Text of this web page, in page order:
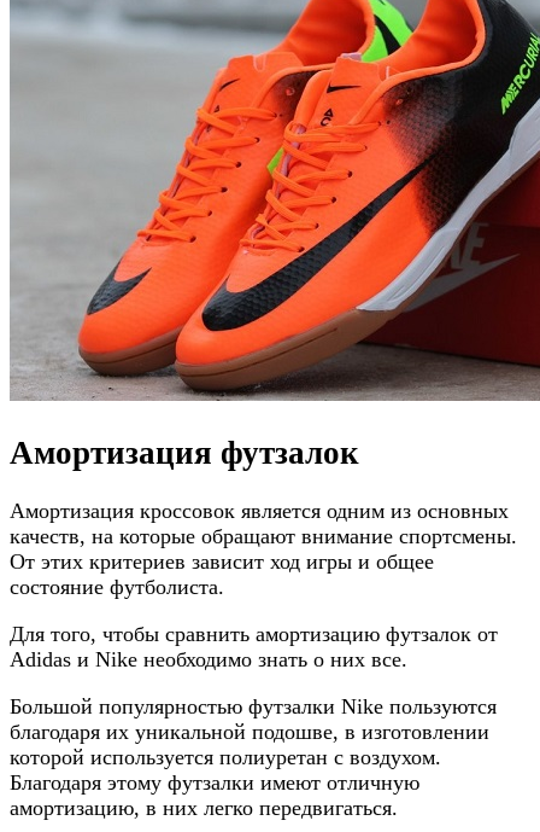
Амортизация футзалок
Амортизация кроссовок является одним из основных
качеств, на которые обращают внимание спортсмены.
От этих критериев зависит ход игры и общее
состояние футболиста.
Для того, чтобы сравнить амортизацию футзалок от
Adidas и Nike необходимо знать о них все.
Большой популярностью футзалки Nike пользуются
благодаря их уникальной подошве, в изготовлении
которой используется полиуретан с воздухом.
Благодаря этому футзалки имеют отличную
амортизацию, в них легко передвигаться.